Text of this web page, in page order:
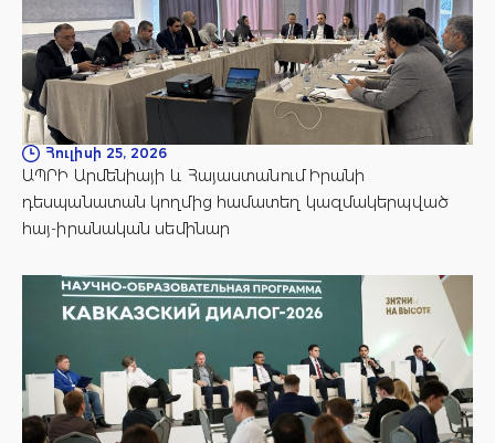
Հուլիսի 25, 2026
ԱՊՐԻ Արմենիայի և Հայաստանում Իրանի
դեսպանատան կողմից համատեղ կազմակերպված
հայ-իրանական սեմինար